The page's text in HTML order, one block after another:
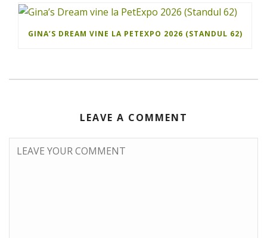
GINA’S DREAM VINE LA PETEXPO 2026 (STANDUL 62)
LEAVE A COMMENT